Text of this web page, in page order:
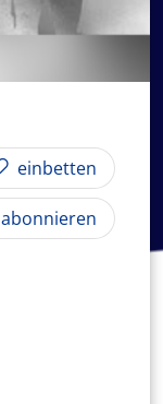
einbetten
abonnieren